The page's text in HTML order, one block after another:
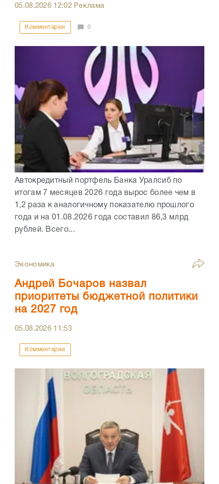
05.08.2026 12:02Реклама
Комментарии 0
Автокредитный портфель Банка Уралсиб по
итогам 7 месяцев 2026 года вырос более чем в
1,2 раза к аналогичному показателю прошлого
года и на 01.08.2026 года составил 86,3 млрд
рублей. Всего...
Экономика
Андрей Бочаров назвал
приоритеты бюджетной политики
на 2027 год
05.08.2026 11:53
Комментарии